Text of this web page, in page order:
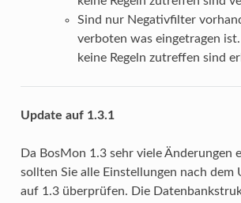
Sind nur Negativfilter
verboten was eingetragen
keine Regeln zutreffen sind
Update auf 1.3.1
Da BosMon 1.3 sehr viele Änderungen
sollten Sie alle Einstellungen nach dem
auf 1.3 überprüfen. Die